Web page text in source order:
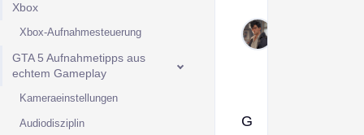
Xbox
Xbox-Aufnahmesteuerung
GTA 5 Aufnahmetipps aus
echtem Gameplay
Kameraeinstellungen
Audiodisziplin
G